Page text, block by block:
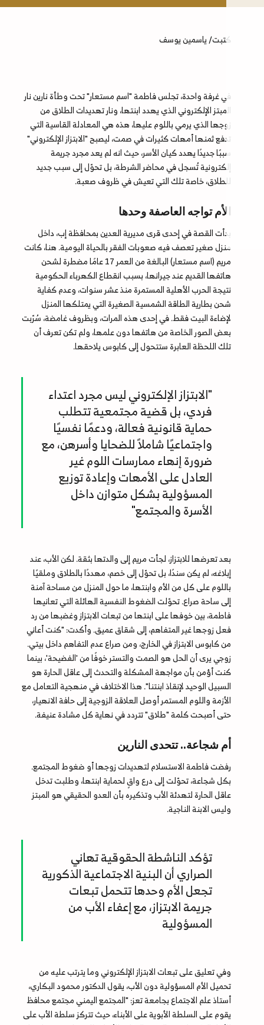
كتبت/ ياسمين يوسف
في غرفة واحدة، تجلس فاطمة "اسم مستعار" تحت وطأة نارين نار
المبتز الإلكتروني الذي يهدد ابنتها، ونار تهديدات الطلاق من
زوجها الذي يرمي باللوم عليها، هذه هي المعادلة القاسية التي
تدفع ثمنها أمهات كثيرات في صمت، ليصبح "الابتزاز الإلكتروني"
سببًا جديدًا يهدد كيان الأسر، حيث انه لم يعد مجرد جريمة
إلكترونية تُسجل في محاضر الشرطة، بل تحوّل إلى سبب جديد
للطلاق، خاصة تلك التي تعيش في ظروف صعبة.
الأم تواجه العاصفة وحدها
بدأت القصة في إحدى قرى مديرية العدين بمحافظة إب، داخل
منزل صغير تعصف فيه صعوبات الفقر بالحياة اليومية. هنا، كانت
مريم (اسم مستعار) البالغة من العمر 17 عامًا مضطرة لشحن
هاتفها القديم عند جيرانها، بسبب انقطاع الكهرباء الحكومية
نتيجة الحرب الأهلية المستمرة منذ عشر سنوات، وعدم كفاية
شحن بطارية الطاقة الشمسية الصغيرة التي يمتلكها المنزل
لإضاءة البيت فقط. في إحدى هذه المرات، وبظروف غامضة، سُرّبت
بعض الصور الخاصة من هاتفها دون علمها، ولم تكن تعرف أن
تلك اللحظة العابرة ستتحول إلى كابوس يلاحقها.
"الابتزاز الإلكتروني ليس مجرد اعتداء
فردي، بل قضية مجتمعية تتطلب
حماية قانونية فعالة، ودعمًا نفسيًا
واجتماعيًا شاملاً للضحايا وأسرهن، مع
ضرورة إنهاء ممارسات اللوم غير
العادل على الأمهات وإعادة توزيع
المسؤولية بشكل متوازن داخل
الأسرة والمجتمع"
بعد تعرضها للابتزاز، لجأت مريم إلى والدتها بثقة. لكن الأب، عند
إبلاغه، لم يكن سندًا، بل تحوّل إلى خصم، مهددًا بالطلاق وملقيًا
باللوم على كل من الأم وابنتها، ما حول المنزل من مساحة آمنة
إلى ساحة صراع. تحوّلت الضغوط النفسية الهائلة التي تعانيها
فاطمة، بين خوفها على ابنتها من تبعات الابتزاز وغضبها من رد
فعل زوجها غير المتفاهم، إلى شقاق عميق. وأكدت: "كنت أعاني
من كابوس الابتزاز في الخارج، ومن صراع عدم التفاهم داخل بيتي.
زوجي يرى أن الحل هو الصمت والتستر خوفًا من 'الفضيحة'، بينما
كنت أؤمن بأن مواجهة المشكلة والتحدث إلى عاقل الحارة هو
السبيل الوحيد لإنقاذ ابنتنا". هذا الاختلاف في منهجية التعامل مع
الأزمة واللوم المستمر أوصل العلاقة الزوجية إلى حافة الانهيار،
حتى أصبحت كلمة "طلاق" تتردد في نهاية كل مشادة عنيفة.
أم شجاعة.. تتحدى النارين
رفضت فاطمة الاستسلام لتهديدات زوجها أو ضغوط المجتمع.
بكل شجاعة، تحوّلت إلى درع واقٍ لحماية ابنتها، وطلبت تدخل
عاقل الحارة لتهدئة الأب وتذكيره بأن العدو الحقيقي هو المبتز
وليس الابنة الناجية.
تؤكد الناشطة الحقوقية تهاني
الصراري أن البنية الاجتماعية الذكورية
تجعل الأم وحدها تتحمل تبعات
جريمة الابتزاز، مع إعفاء الأب من
المسؤولية
وفي تعليق على تبعات الابتزاز الإلكتروني وما يترتب عليه من
تحميل الأم المسؤولية دون الأب، يقول الدكتور محمود البكاري،
أستاذ علم الاجتماع بجامعة تعز: "المجتمع اليمني مجتمع محافظ
يقوم على السلطة الأبوية على الأبناء، حيث تتركز سلطة الأب على